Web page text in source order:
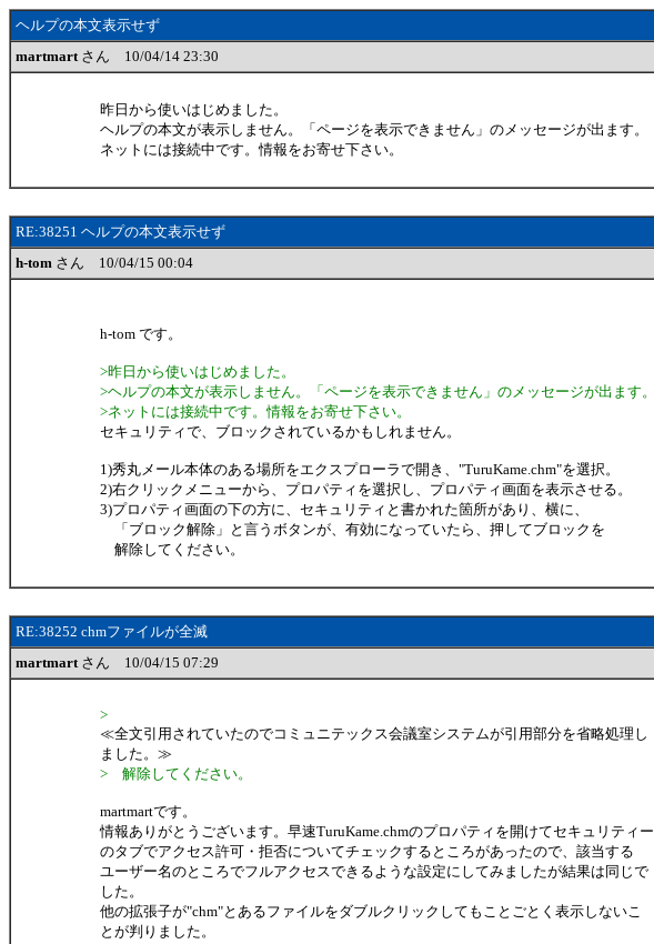
ヘルプの本文表示せず
martmartさん 10/04/14 23:30
昨日から使いはじめました。
ヘルプの本文が表示しません。「ページを表示できません」のメッセージが出ます。
ネットには接続中です。情報をお寄せ下さい。
RE:38251 ヘルプの本文表示せず
h-tom さん 10/04/15 00:04
h-tom です。
>昨日から使いはじめました。
>ヘルプの本文が表示しません。「ページを表示できません」のメッセージが出ます。
>ネットには接続中です。情報をお寄せ下さい。
セキュリティで、ブロックされているかもしれません。
1)秀丸メール本体のある場所をエクスプローラで開き、"TuruKame.chm"を選択。
2)右クリックメニューから、プロパティを選択し、プロパティ画面を表示させる。
3)プロパティ画面の下の方に、セキュリティと書かれた箇所があり、横に、
「ブロック解除」と言うボタンが、有効になっていたら、押してブロックを
解除してください。
RE:38252 chmファイルが全滅
martmartさん 10/04/15 07:29
>
≪全文引用されていたのでコミュニテックス会議室システムが引用部分を省略処理し
ました。≫
> 解除してください。
martmartです。
情報ありがとうございます。早速TuruKame.chmのプロパティを開けてセキュリティー
のタブでアクセス許可・拒否についてチェックするところがあったので、該当する
ユーザー名のところでフルアクセスできるような設定にしてみましたが結果は同じで
した。
他の拡張子が"chm"とあるファイルをダブルクリックしてもことごとく表示しないこ
とが判りました。